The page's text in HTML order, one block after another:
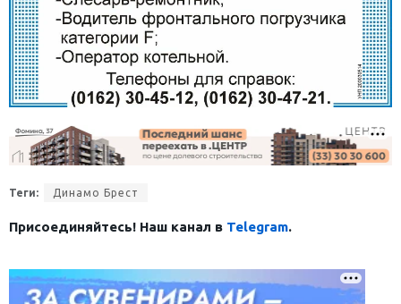
Теги: Динамо Брест
Присоединяйтесь! Наш канал в Telegram.